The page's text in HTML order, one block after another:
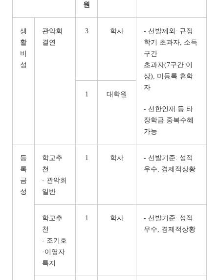
원
생
활
비
성
관악회
결연
3 학사
- 선발제외: 규정
학기 초과자, 소득
구간
초과자(7구간 이
상), 미등록 휴학
자
- 선한인재 등 타
장학금 중복수혜
가능
1 대학원
등
록
금
성
학교추
천
- 관악회
일반
1 학사
- 선발기준: 성적
우수, 경제적상황
학교추
천
- 조기호
·이영자
특지
1 학사
- 선발기준: 성적
우수, 경제적상황